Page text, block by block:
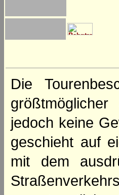
Die
jedoch keine
geschieht auf
mit dem